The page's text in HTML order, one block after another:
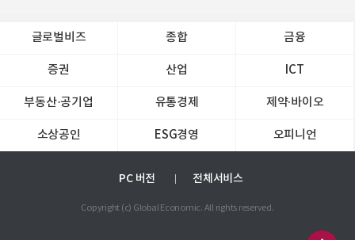
글로벌비즈 종합 금융
증권 산업 ICT
부동산·공기업 유통경제 제약∙바이오
소상공인 ESG경영 오피니언
PC 버전 전체서비스
Copyright (c) Global Economic. All rights reserved.